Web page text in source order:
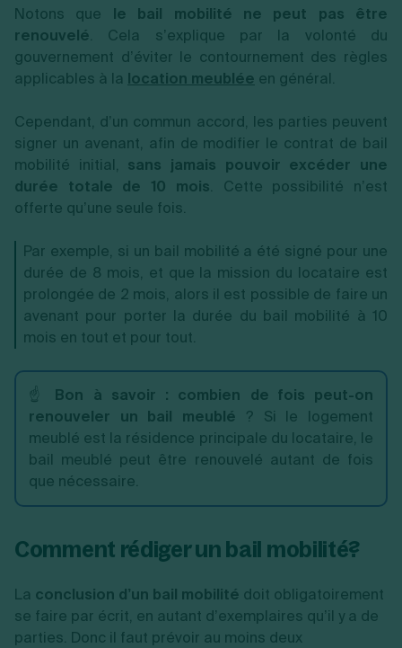
Notons que le bail mobilité ne peut pas être
renouvelé. Cela s’explique par la volonté du
gouvernement d’éviter le contournement des règles
applicables à la location meublée en général.
Cependant, d’un commun accord, les parties peuvent
signer un avenant, afin de modifier le contrat de bail
mobilité initial, sans jamais pouvoir excéder une
durée totale de 10 mois. Cette possibilité n’est
offerte qu’une seule fois.
Par exemple, si un bail mobilité a été signé pour une
durée de 8 mois, et que la mission du locataire est
prolongée de 2 mois, alors il est possible de faire un
avenant pour porter la durée du bail mobilité à 10
mois en tout et pour tout.
☝️ Bon à savoir : combien de fois peut-on
renouveler un bail meublé ? Si le logement
meublé est la résidence principale du locataire, le
bail meublé peut être renouvelé autant de fois
que nécessaire.
Comment rédiger un bail mobilité?
La conclusion d’un bail mobilité doit obligatoirement
se faire par écrit, en autant d’exemplaires qu’il y a de
parties. Donc il faut prévoir au moins deux